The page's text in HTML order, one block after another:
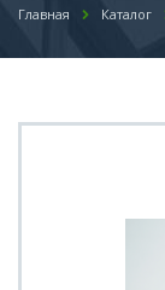
Главная Каталог